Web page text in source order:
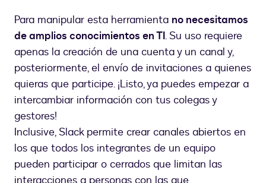
Para manipular esta herramienta no necesitamos
de amplios conocimientos en TI. Su uso requiere
apenas la creación de una cuenta y un canal y,
posteriormente, el envío de invitaciones a quienes
quieras que participe. ¡Listo, ya puedes empezar a
intercambiar información con tus colegas y
gestores!
Inclusive, Slack permite crear canales abiertos en
los que todos los integrantes de un equipo
pueden participar o cerrados que limitan las